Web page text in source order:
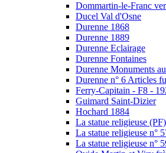
Dommartin-le-Franc
Ducel Val d'Osne
Durenne 1868
Durenne 1889
Durenne Eclairage
Durenne Fontaines
Durenne Monuments
Durenne n° 6 Articles
Ferry-Capitain - F8 -
Guimard Saint-Dizier
Hochard 1884
La statue religieuse (PF)
La statue religieuse n°
La statue religieuse n°